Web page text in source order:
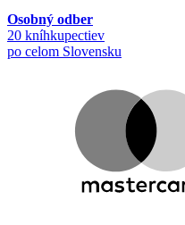
Osobný odber
20 kníhkupectiev
po celom Slovensku